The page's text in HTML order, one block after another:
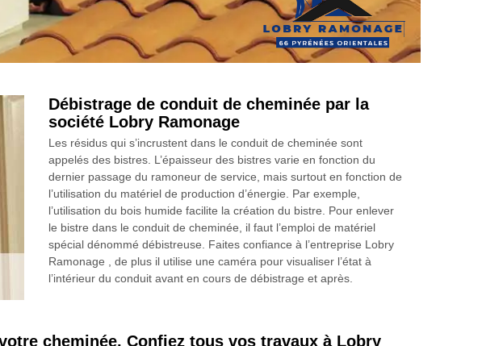
Débistrage de conduit de cheminée par la
société Lobry Ramonage
Les résidus qui s’incrustent dans le conduit de cheminée sont
appelés des bistres. L’épaisseur des bistres varie en fonction du
dernier passage du ramoneur de service, mais surtout en fonction de
l’utilisation du matériel de production d’énergie. Par exemple,
l’utilisation du bois humide facilite la création du bistre. Pour enlever
le bistre dans le conduit de cheminée, il faut l’emploi de matériel
spécial dénommé débistreuse. Faites confiance à l’entreprise Lobry
Ramonage , de plus il utilise une caméra pour visualiser l’état à
l’intérieur du conduit avant en cours de débistrage et après.
cheminée. Confiez tous vos travaux à Lobry